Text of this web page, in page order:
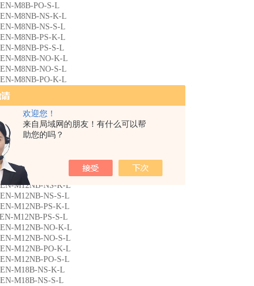
欢迎您！
来自局域网的朋友！有什么可以帮
助您的吗？
M8B-PO-S-L
M8NB-NS-K-L
M8NB-NS-S-L
M8NB-PS-K-L
M8NB-PS-S-L
M8NB-NO-K-L
M8NB-NO-S-L
M8NB-PO-K-L
M8NB-PO-S-L
M12B-NS-K-L
M12B-NS-S-L
M12B-PS-K-L
M12B-PS-S-L
M12B-NO-K-L
M12B-NO-S-L
M12B-PO-K-L
M12B-PO-S-L
M12NB-NS-K-L
M12NB-NS-S-L
M12NB-PS-K-L
M12NB-PS-S-L
M12NB-NO-K-L
M12NB-NO-S-L
M12NB-PO-K-L
M12NB-PO-S-L
M18B-NS-K-L
M18B-NS-S-L